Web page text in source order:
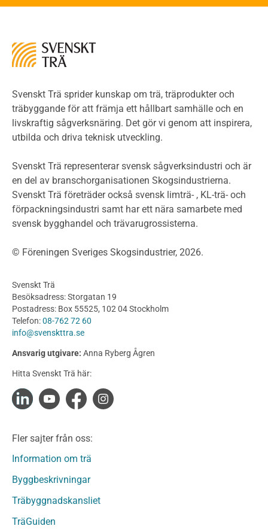
Miljöeffekter
LCA
Miljödeklarationer och märkning
Termer och förkortningar
Planering
Klimatkalkylator hallar
Projektering av trähus - generellt
Byggsystem
Fasadsystem i skivmaterial
Bullerskärmar och andra utomhuskonstruktioner
Byggnation och utförande
Utförande
Produkter
Konstruktionsvirke
Konstruktionsvirke Behandlat
Konstruktionsvirke Fingerskarvat
Konstruktionsvirke Fingerskarvat Obehandlat
Limträ
Fanerträ
Fanerträ Obehandlat
Träpanel och Utvändig beklädnad Behandlat
Träpanel och utvändig beklädnad Obehandlat
Trägolv
Svenskt Trä sprider kunskap om trä, träprodukter och
träbyggande för att främja ett hållbart samhälle och en
livskraftig sågverksnäring. Det gör vi genom att inspirera,
utbilda och driva teknisk utveckling.
Svenskt Trä representerar svensk sågverksindustri och är
en del av branschorganisationen Skogsindustrierna.
Svenskt Trä företräder också svensk limträ- , KL-trä- och
förpackningsindustri samt har ett nära samarbete med
svensk bygghandel och trävarugrossisterna.
© Föreningen Sveriges Skogsindustrier, 2026.
Svenskt Trä
Besöksadress: Storgatan 19
Postadress: Box 55525, 102 04 Stockholm
Telefon:08-762 72 60
info@svenskttra.se
Ansvarig utgivare: Anna Ryberg Ågren
Hitta Svenskt Trä här:
Fler sajter från oss:
Information om trä
Byggbeskrivningar
Träbyggnadskansliet
TräGuiden